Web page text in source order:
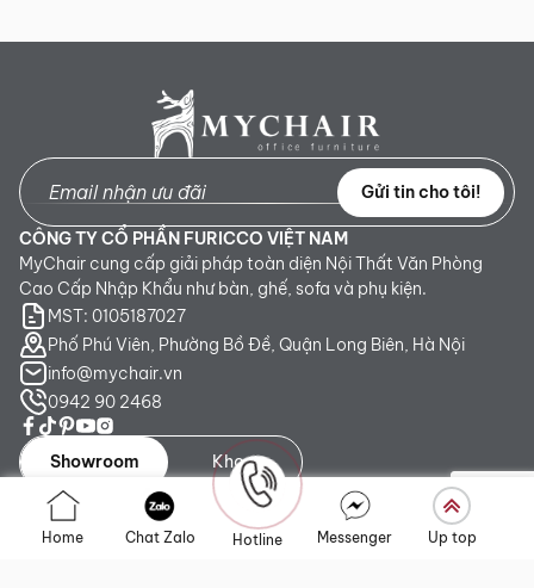
Gửi tin cho tôi!
CÔNG TY CỔ PHẦN FURICCO VIỆT NAM
MyChair cung cấp giải pháp toàn diện Nội Thất Văn Phòng
Cao Cấp Nhập Khẩu như bàn, ghế, sofa và phụ kiện.
MST: 0105187027
Phố Phú Viên, Phường Bồ Đề, Quận Long Biên, Hà Nội
info@mychair.vn
0942 90 2468
Showroom Kho
Showroom TP. HCM:
Số 345 - 347 Trần Phú, phường An
Home Chat Zalo Hotline Messenger Up top